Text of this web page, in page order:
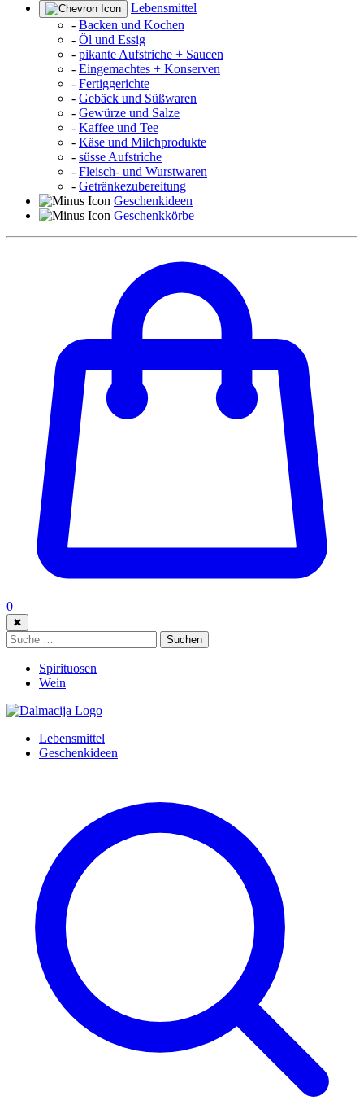
Lebensmittel
- Backen und Kochen
- Öl und Essig
- pikante Aufstriche + Saucen
- Eingemachtes + Konserven
- Fertiggerichte
- Gebäck und Süßwaren
- Gewürze und Salze
- Kaffee und Tee
- Käse und Milchprodukte
- süsse Aufstriche
- Fleisch- und Wurstwaren
- Getränkezubereitung
Geschenkideen
Geschenkkörbe
0
✖
Suche: Suchen
Spirituosen
Wein
Lebensmittel
Geschenkideen